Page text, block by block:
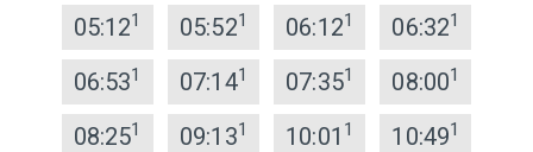
05:121 05:521 06:121 06:321
06:531 07:141 07:351 08:001
08:251 09:131 10:01 1 10:491